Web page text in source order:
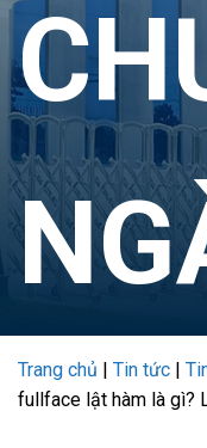
Trang chủ | Tin tức |
fullface lật hàm là gì?